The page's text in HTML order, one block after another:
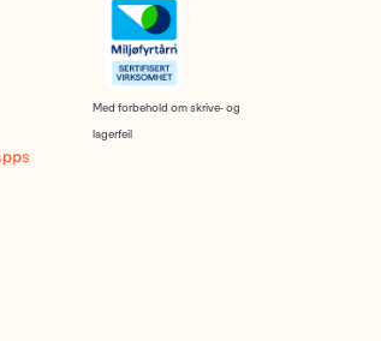
Med forbehold om skrive- og
lagerfeil